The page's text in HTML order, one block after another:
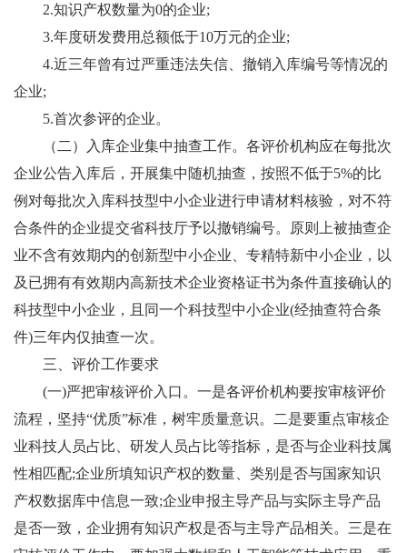
2.知识产权数量为0的企业;
3.年度研发费用总额低于10万元的企业;
4.近三年曾有过严重违法失信、撤销入库编号等情况的
企业;
5.首次参评的企业。
（二）入库企业集中抽查工作。各评价机构应在每批次
企业公告入库后，开展集中随机抽查，按照不低于5%的比
例对每批次入库科技型中小企业进行申请材料核验，对不符
合条件的企业提交省科技厅予以撤销编号。原则上被抽查企
业不含有效期内的创新型中小企业、专精特新中小企业，以
及已拥有有效期内高新技术企业资格证书为条件直接确认的
科技型中小企业，且同一个科技型中小企业(经抽查符合条
件)三年内仅抽查一次。
三、评价工作要求
(一)严把审核评价入口。一是各评价机构要按审核评价
流程，坚持“优质”标准，树牢质量意识。二是要重点审核企
业科技人员占比、研发人员占比等指标，是否与企业科技属
性相匹配;企业所填知识产权的数量、类别是否与国家知识
产权数据库中信息一致;企业申报主导产品与实际主导产品
是否一致，企业拥有知识产权是否与主导产品相关。三是在